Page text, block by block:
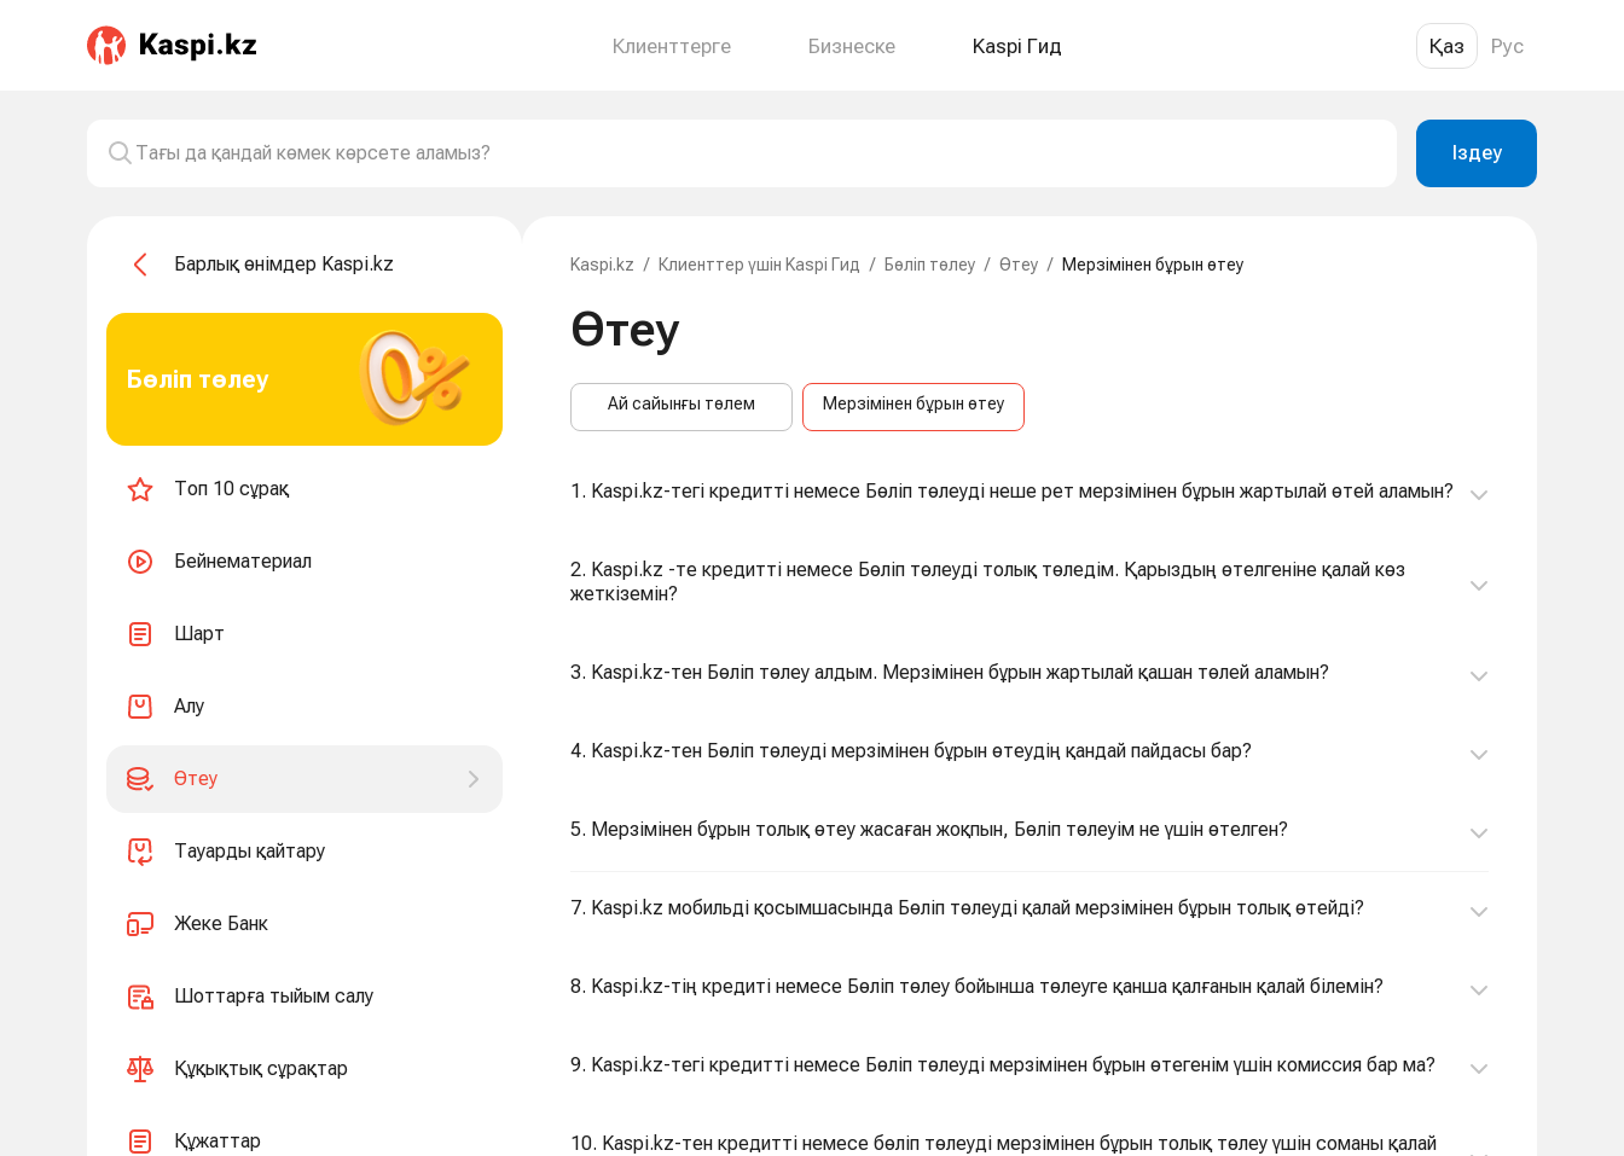
Клиенттерге Бизнеске Kaspi Гид Қаз Рус
Іздеу
Барлық өнімдер Kaspi.kz
Бөліп төлеу
Топ 10 сұрақ
Бейнематериал
Шарт
Алу
Өтеу
Тауарды қайтару
Жеке Банк
Шоттарға тыйым салу
Құқықтық сұрақтар
Құжаттар
Kaspi.kz / Клиенттер үшін Kaspi Гид / Бөліп төлеу / Өтеу / Мерзімінен бұрын өтеу
Өтеу
Ай сайынғы төлем Мерзімінен бұрын өтеу
1. Kaspi.kz-тегі кредитті немесе Бөліп төлеуді неше рет мерзімінен бұрын жартылай өтей аламын?
2. Kaspi.kz -те кредитті немесе Бөліп төлеуді толық төледім. Қарыздың өтелгеніне қалай көз
жеткіземін?
3. Kaspi.kz-тен Бөліп төлеу алдым. Мерзімінен бұрын жартылай қашан төлей аламын?
4. Kaspi.kz-тен Бөліп төлеуді мерзімінен бұрын өтеудің қандай пайдасы бар?
5. Мерзімінен бұрын толық өтеу жасаған жоқпын, Бөліп төлеуім не үшін өтелген?
7. Kaspi.kz мобильді қосымшасында Бөліп төлеуді қалай мерзімінен бұрын толық өтейді?
8. Kaspi.kz-тің кредиті немесе Бөліп төлеу бойынша төлеуге қанша қалғанын қалай білемін?
9. Kaspi.kz-тегі кредитті немесе Бөліп төлеуді мерзімінен бұрын өтегенім үшін комиссия бар ма?
10. Kaspi.kz-тен кредитті немесе бөліп төлеуді мерзімінен бұрын толық төлеу үшін соманы қалай